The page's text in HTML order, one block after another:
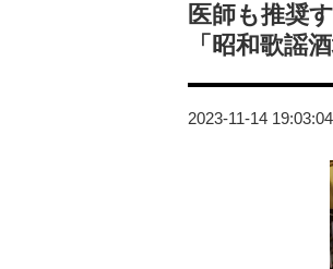
医師も推奨
「昭和歌謡
2023-11-14 19:03:04